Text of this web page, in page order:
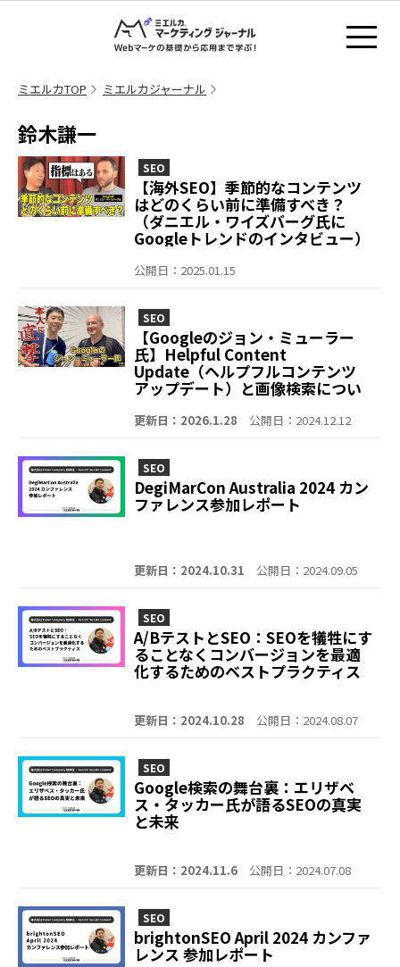
ミエルカTOP ミエルカジャーナル
鈴木謙一
SEO
【海外SEO】季節的なコンテンツ
はどのくらい前に準備すべき？
（ダニエル・ワイズバーグ氏に
Googleトレンドのインタビュー）
公開日：2025.01.15
SEO
【Googleのジョン・ミューラー
氏】Helpful Content
Update（ヘルプフルコンテンツ
アップデート）と画像検索につい
更新日：2026.1.28 公開日：2024.12.12
SEO
DegiMarCon Australia 2024 カン
ファレンス参加レポート
更新日：2024.10.31 公開日：2024.09.05
SEO
A/BテストとSEO：SEOを犠牲にす
ることなくコンバージョンを最適
化するためのベストプラクティス
更新日：2024.10.28 公開日：2024.08.07
SEO
Google検索の舞台裏：エリザベ
ス・タッカー氏が語るSEOの真実
と未来
更新日：2024.11.6 公開日：2024.07.08
SEO
brightonSEO April 2024 カンファ
レンス 参加レポート